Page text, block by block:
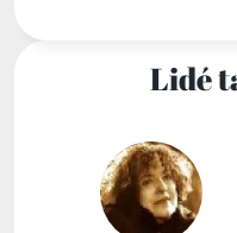
Lidé